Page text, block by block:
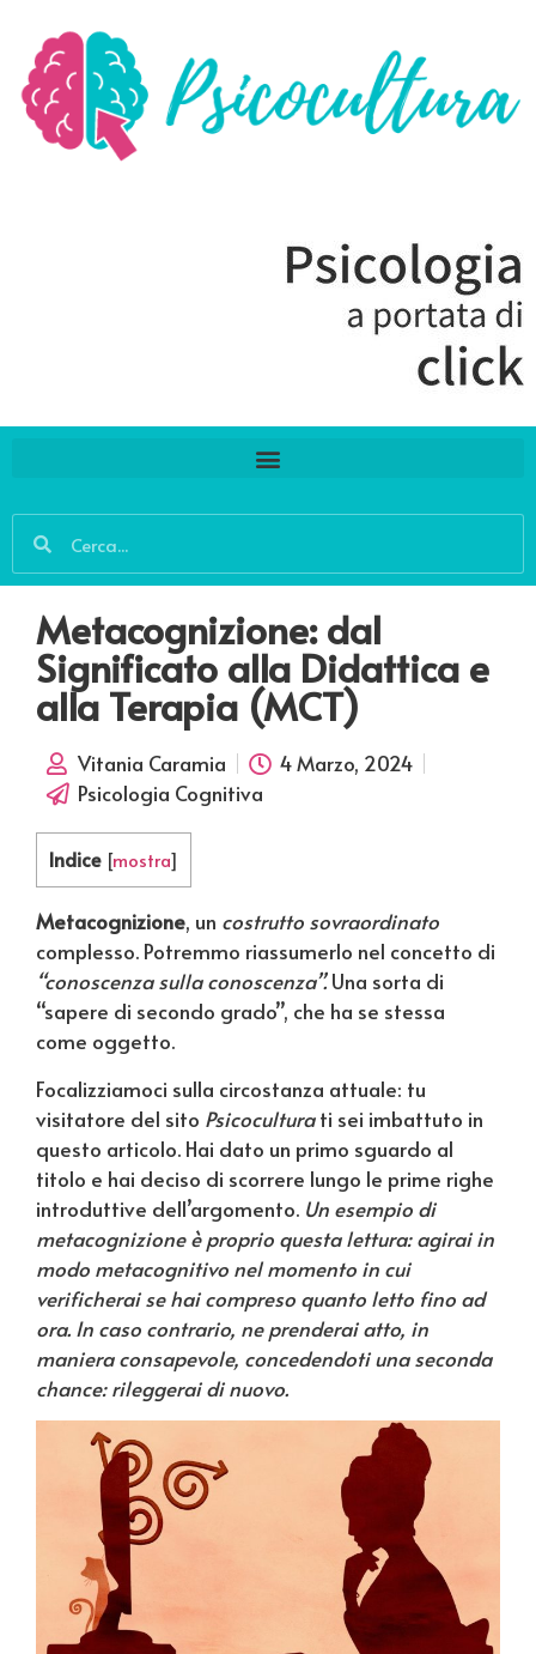
Metacognizione: dal
Significato alla Didattica e
alla Terapia (MCT)
Vitania Caramia
4 Marzo, 2024
Psicologia Cognitiva
Indice [mostra]
Metacognizione, un costrutto sovraordinato
complesso. Potremmo riassumerlo nel concetto di
“conoscenza sulla conoscenza”.Una sorta di
“sapere di secondo grado”, che ha se stessa
come oggetto.
Focalizziamoci sulla circostanza attuale: tu
visitatore del sito Psicoculturati sei imbattuto in
questo articolo. Hai dato un primo sguardo al
titolo e hai deciso di scorrere lungo le prime righe
introduttive dell’argomento. Un esempio di
metacognizione è proprio questa lettura: agirai in
modo metacognitivo nel momento in cui
verificherai se hai compreso quanto letto fino ad
ora. In caso contrario, ne prenderai atto, in
maniera consapevole, concedendoti una seconda
chance: rileggerai di nuovo.